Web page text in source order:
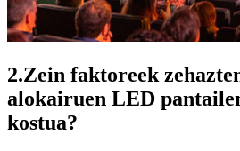
2.Zein faktoreek
alokairuen LED
kostua?